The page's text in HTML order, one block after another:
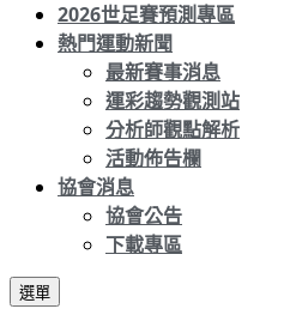
2026世足賽預測專區
熱門運動新聞
最新賽事消息
運彩趨勢觀測站
分析師觀點解析
活動佈告欄
協會消息
協會公告
下載專區
選單